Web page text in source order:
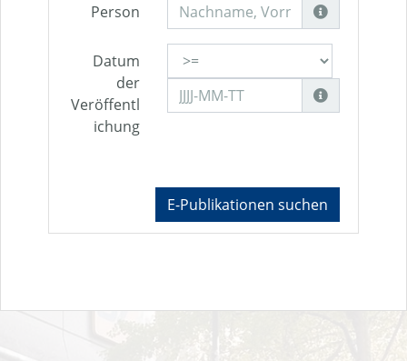
Person
Datum
der
Veröffentl
ichung
E-Publikationen suchen